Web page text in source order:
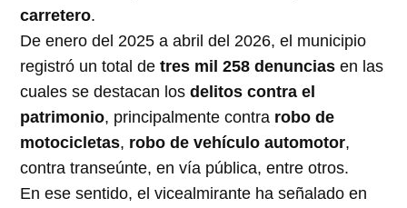
carretero.
De enero del 2025 a abril del 2026, el municipio
registró un total detres mil 258 denuncias en las
cuales se destacan losdelitos contra el
patrimonio, principalmente contra robo de
motocicletas, robo de vehículo automotor,
contra transeúnte, en vía pública, entre otros.
En ese sentido, el vicealmirante ha señalado en